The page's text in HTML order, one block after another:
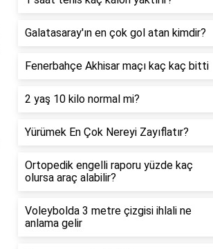
Galatasaray'ın en çok gol atan kimdir?
Fenerbahçe Akhisar maçı kaç kaç bitti
2 yaş 10 kilo normal mi?
Yürümek En Çok Nereyi Zayıflatır?
Ortopedik engelli raporu yüzde kaç
olursa araç alabilir?
Voleybolda 3 metre çizgisi ihlali ne
anlama gelir